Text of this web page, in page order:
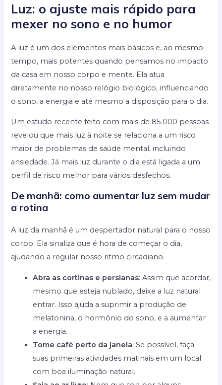
Luz: o ajuste mais rápido para
mexer no sono e no humor
A luz é um dos elementos mais básicos e, ao mesmo
tempo, mais potentes quando pensamos no impacto
da casa em nosso corpo e mente. Ela atua
diretamente no nosso relógio biológico, influenciando
o sono, a energia e até mesmo a disposição para o dia.
Um estudo recente feito com mais de 85.000 pessoas
revelou que mais luz à noite se relaciona a um risco
maior de problemas de saúde mental, incluindo
ansiedade. Já mais luz durante o dia está ligada a um
perfil de risco melhor para vários desfechos.
De manhã: como aumentar luz sem mudar
a rotina
A luz da manhã é um despertador natural para o nosso
corpo. Ela sinaliza que é hora de começar o dia,
ajudando a regular nosso ritmo circadiano.
Abra as cortinas e persianas: Assim que acordar,
mesmo que esteja nublado, deixe a luz natural
entrar. Isso ajuda a suprimir a produção de
melatonina, o hormônio do sono, e a aumentar
a energia.
Tome café perto da janela: Se possível, faça
suas primeiras atividades matinais em um local
com boa iluminação natural.